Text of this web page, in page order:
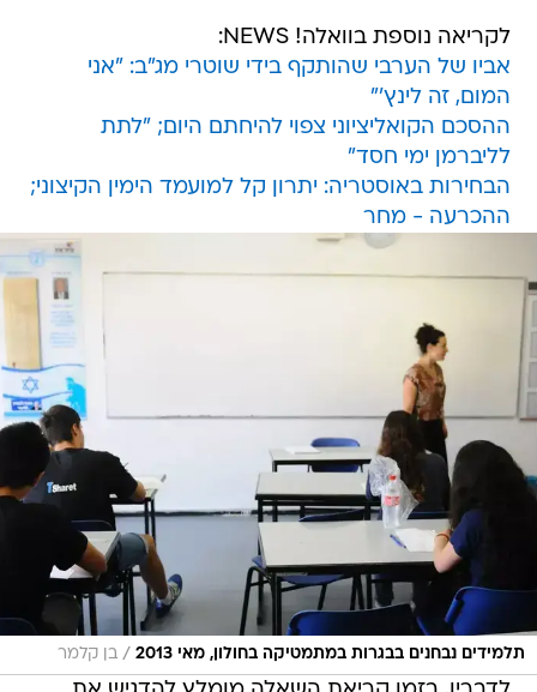
לקריאה נוספת בוואלה! NEWS:
אביו של הערבי שהותקף בידי שוטרי מג"ב: "אני
המום, זה לינץ'"
ההסכם הקואליציוני צפוי להיחתם היום; "לתת
לליברמן ימי חסד"
הבחירות באוסטריה: יתרון קל למועמד הימין הקיצוני;
ההכרעה - מחר
תלמידים נבחנים בבגרות במתמטיקה בחולון, מאי 2013 / בן קלמר